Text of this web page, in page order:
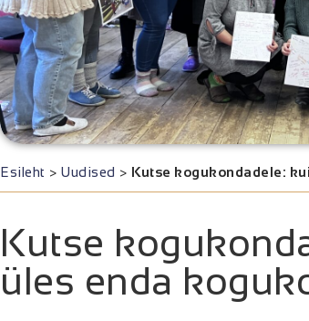
Esileht > Uudised > Kutse kogukondadele:
Kutse
üles enda